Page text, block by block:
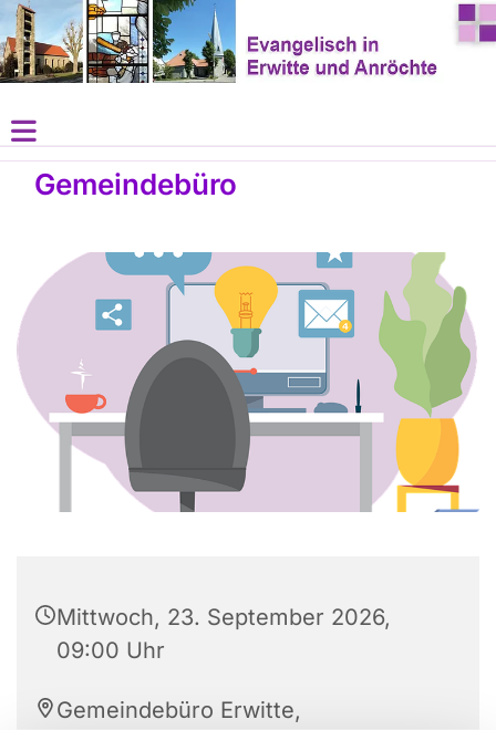
Gemeindebüro
Mittwoch, 23. September 2026,
09:00 Uhr
Gemeindebüro Erwitte,